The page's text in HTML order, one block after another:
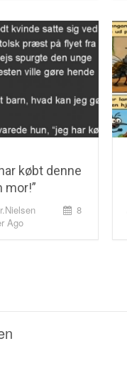
købt denne
mor!”
8
Ago